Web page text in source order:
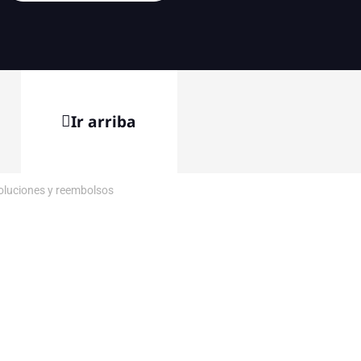
Ir arriba
y reembolsos